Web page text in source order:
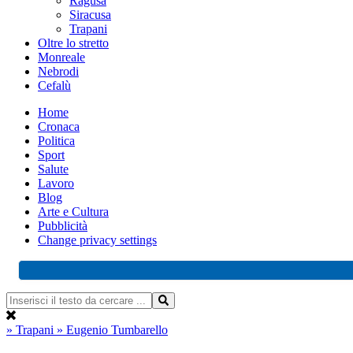
Siracusa
Trapani
Oltre lo stretto
Monreale
Nebrodi
Cefalù
Home
Cronaca
Politica
Sport
Salute
Lavoro
Blog
Arte e Cultura
Pubblicità
Change privacy settings
» Trapani » Eugenio Tumbarello